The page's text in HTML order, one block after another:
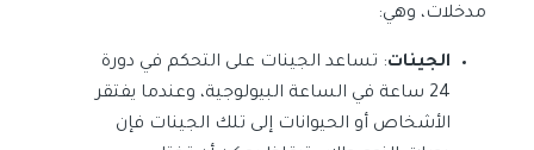
مدخلات، وهي:
الجينات: تساعد الجينات على التحكم في دورة
24 ساعة في الساعة البيولوجية، وعندما يفتقر
الأشخاص أو الحيوانات إلى تلك الجينات فإن